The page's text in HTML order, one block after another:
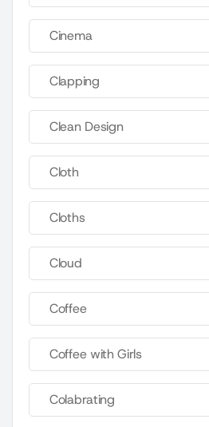
Cinema
Clapping
Clean Design
Cloth
Cloths
Cloud
Coffee
Coffee with Girls
Colabrating